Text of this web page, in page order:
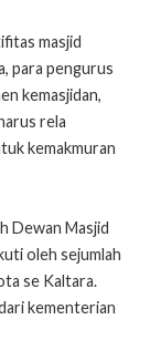
masjid
para pengurus
kemasjidan,
rela
kemakmuran
Dewan Masjid
oleh sejumlah
se Kaltara.
kementerian